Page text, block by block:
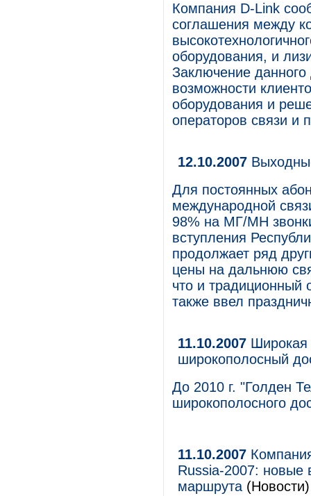
Компания D-Link
соглашения между
оборудования, и
Заключение данного
возможности
оборудования и
операторов связи и
12.10.2007
Для постоянных
международной
98% на МГ/МН
вступления
продолжает ряд
цены на дальнюю
что и традиционный
также ввел
11.10.2007 Широкая
широкополосный
До 2010 г. "Голден
широкополосного
11.10.2007
Russia-2007: новые
маршрута (Новости)